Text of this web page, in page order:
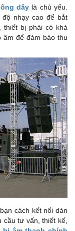
dây là chủ yếu.
nhạy cao để bắt
thiết bị phải có khả
âm để đảm bảo thu
cách kết nối dàn
cầu tư vấn, thiết kế,